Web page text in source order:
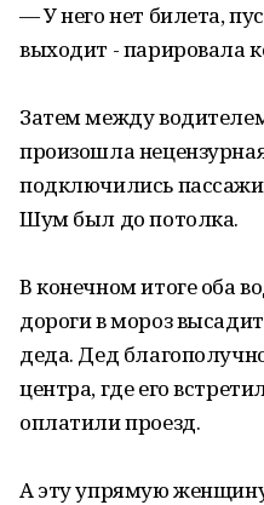
— У него нет билета,
выходит - парировала
Затем между
произошла
подключились
Шум был до потолка.
В конечном итоге оба
дороги в мороз
деда. Дед
центра, где его
оплатили проезд.
А эту упрямую